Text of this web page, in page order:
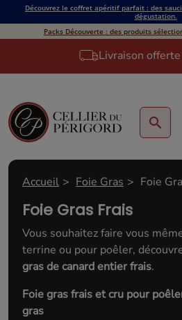
Découvrez le coffret apéritif parfait : des
dégustation.
Packs Découverte : des produits
Livraison
search
Accueil Foie Gras Foie
Foie Gras Frais
Vous souhaitez faire vous
terrine ou pour poêler,
gras de canard entier frais.
Foie gras frais et cru pour
gras